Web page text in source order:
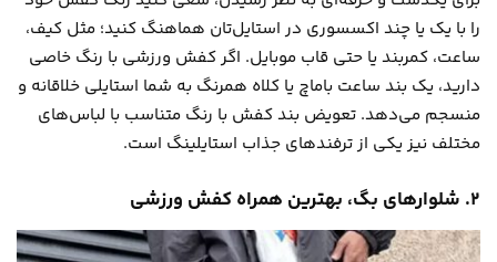
را با یک یا چند اکسسوری در استایل‌تان هماهنگ کنید؛ مثل کیف،
ساعت، کمربند یا حتی قاب موبایل. اگر کفش ورزشی با رنگ خاصی
دارید، یک بند ساعت باماچ یا کلاه همرنگ به شما استایلی خلاقانه و
منسجم می‌دهد. تعویض بند کفش با رنگ متناسب با لباس‌های
مختلف نیز یکی از ترفندهای جذاب استایلینگ است.
۲. شلوارهای بگ، بهترین همراه کفش ورزشی